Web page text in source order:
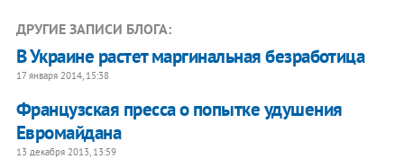
ДРУГИЕ ЗАПИСИ БЛОГА:
В Украине растет маргинальная безработица
17 января 2014, 15:38
Французская пресса о попытке удушения
Евромайдана
13 декабря 2013, 13:59